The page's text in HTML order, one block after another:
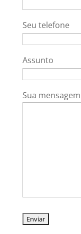
Seu telefone
Assunto
Sua mensagem